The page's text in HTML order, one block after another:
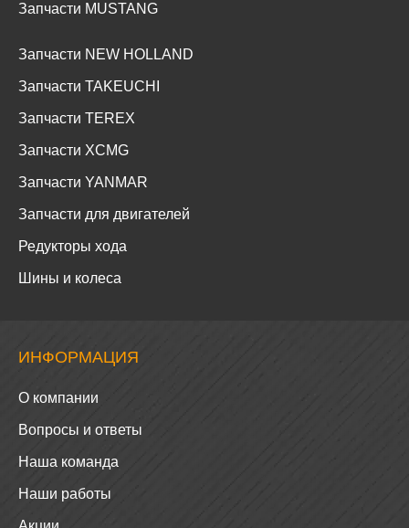
Запчасти MUSTANG
Запчасти NEW HOLLAND
Запчасти TAKEUCHI
Запчасти TEREX
Запчасти XCMG
Запчасти YANMAR
Запчасти для двигателей
Редукторы хода
Шины и колеса
ИНФОРМАЦИЯ
О компании
Вопросы и ответы
Наша команда
Наши работы